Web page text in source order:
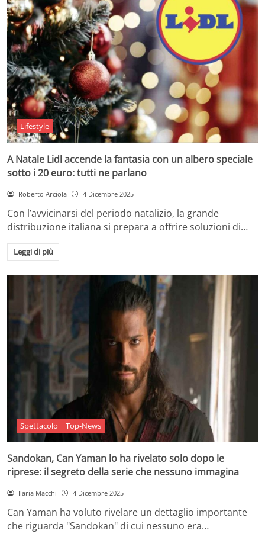
Lifestyle
A Natale Lidl accende la fantasia con un albero speciale
sotto i 20 euro: tutti ne parlano
Roberto Arciola 4 Dicembre 2025
Con l’avvicinarsi del periodo natalizio, la grande
distribuzione italiana si prepara a offrire soluzioni di…
Leggi di più
Spettacolo Top-News
Sandokan, Can Yaman lo ha rivelato solo dopo le
riprese: il segreto della serie che nessuno immagina
Ilaria Macchi 4 Dicembre 2025
Can Yaman ha voluto rivelare un dettaglio importante
che riguarda "Sandokan" di cui nessuno era…